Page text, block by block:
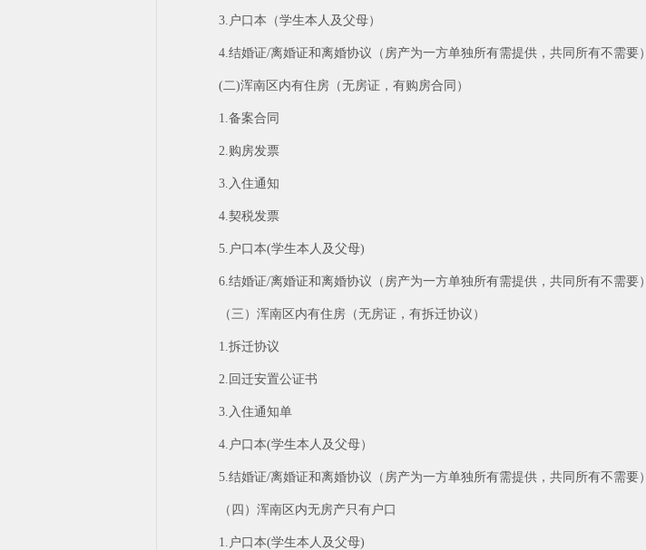
3.户口本（学生本人及父母）
4.结婚证/离婚证和离婚协议（房产为一方单独所有需提供，共同所有不需要）
(二)浑南区内有住房（无房证，有购房合同）
1.备案合同
2.购房发票
3.入住通知
4.契税发票
5.户口本(学生本人及父母)
6.结婚证/离婚证和离婚协议（房产为一方单独所有需提供，共同所有不需要）
（三）浑南区内有住房（无房证，有拆迁协议）
1.拆迁协议
2.回迁安置公证书
3.入住通知单
4.户口本(学生本人及父母）
5.结婚证/离婚证和离婚协议（房产为一方单独所有需提供，共同所有不需要）
（四）浑南区内无房产只有户口
1.户口本(学生本人及父母)